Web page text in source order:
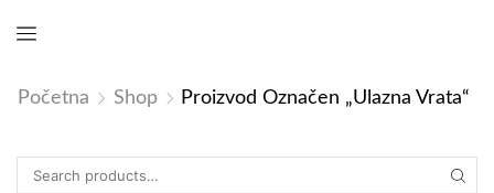
Početna Shop Proizvod Označen „ulazna Vrata“